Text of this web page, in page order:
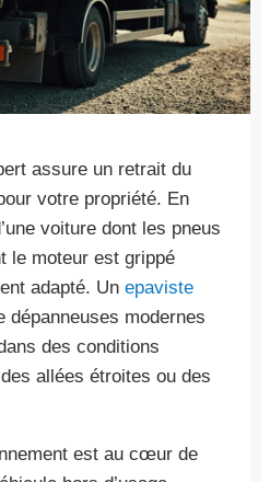
assure un retrait du
votre propriété. En
voiture dont les pneus
le moteur est grippé
adapté. Un epaviste
dépanneuses modernes
des conditions
allées étroites ou des
est au cœur de